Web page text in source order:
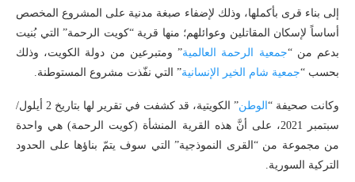
إلى بناء قرى بأكملها، وذلك لإضفاء صبغة مدنية على المشروع المخصص
أساساً لإسكان المقاتلين وعوائلهم؛ منها قرية “كويت الرحمة” التي بُنيت
بدعم من “جمعية الرحمة العالمية” ومتبرعين من دولة الكويت، وذلك
بحسب “جمعية شام الخير الإنسانية” التي نفّذت مشروع المستوطنة.
وكانت صحيفة “الوطن
” الكويتية، قد كشفت في تقرير لها بتاريخ 2 أيلول/
سبتمبر 2021، على أنَّ هذه القرية المنشأة (كويت الرحمة) هي واحدة
من مجموعة من “القرى النموذجية” التي سوف يتمّ بناؤها على الحدود
التركية السورية.